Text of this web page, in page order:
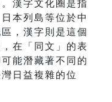
漢字文化圈是指
本列島等位於中
，漢字則是這個
在「同文」的表
能潛藏著不同的
日益複雜的位